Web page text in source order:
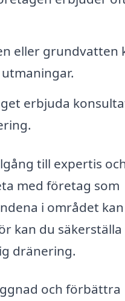
eller grundvatten
erbjuda
till expertis
med företag som
i området kan
kan du
dränering.
och förbättra